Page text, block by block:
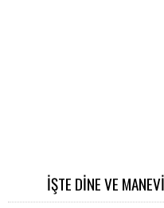
İŞTE DİNE VE